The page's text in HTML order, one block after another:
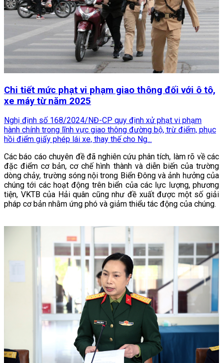
Chi tiết mức phạt vi phạm giao thông đối với ô tô,
xe máy từ năm 2025
Nghị định số 168/2024/NĐ-CP quy định xử phạt vi phạm
hành chính trong lĩnh vực giao thông đường bộ, trừ điểm, phục
hồi điểm giấy phép lái xe, thay thế cho Ng...
Các báo cáo chuyên đề đã nghiên cứu phân tích, làm rõ về các
đặc điểm cơ bản, cơ chế hình thành và diễn biến của trường
dòng chảy, trường sóng nội trong Biển Đông và ảnh hưởng của
chúng tới các hoạt động trên biển của các lực lượng, phương
tiện, VKTB của Hải quân cũng như đề xuất được một số giải
pháp cơ bản nhằm ứng phó và giảm thiểu tác động của chúng.